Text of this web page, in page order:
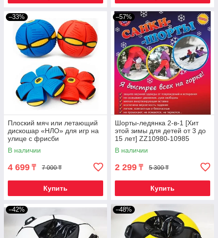
–33%
Плоский мяч или летающий
дискошар «НЛО» для игр на
улице с фрисби
В наличии
4 699 ₸ 7 000 ₸
Купить
–57%
Шорты-ледянка 2-в-1 [Хит
этой зимы для детей от 3 до
15 лет] ZZ10980-10985
(старше 11 лет / Синий)
В наличии
2 299 ₸ 5 300 ₸
Купить
–42% –48%